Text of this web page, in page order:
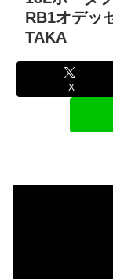
RB1オデッ
TAKA
X